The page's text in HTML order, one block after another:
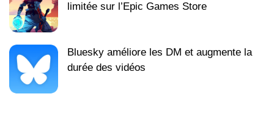
limitée sur l’Epic Games Store
Bluesky améliore les DM et augmente la
durée des vidéos